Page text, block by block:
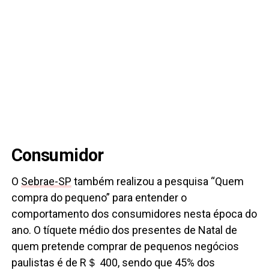
Consumidor
O Sebrae-SP também realizou a pesquisa “Quem
compra do pequeno” para entender o
comportamento dos consumidores nesta época do
ano. O tíquete médio dos presentes de Natal de
quem pretende comprar de pequenos negócios
paulistas é de R＄ 400, sendo que 45% dos